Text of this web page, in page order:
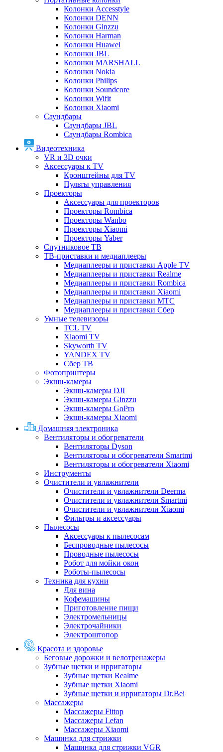
Колонки Accesstyle
Колонки DENN
Колонки Ginzzu
Колонки Harman
Колонки Huawei
Колонки JBL
Колонки MARSHALL
Колонки Nokia
Колонки Philips
Колонки Soundcore
Колонки Wifit
Колонки Xiaomi
Саундбары
Саундбары JBL
Саундбары Rombica
Видеотехника
VR и 3D очки
Аксессуары к TV
Кронштейны для TV
Пульты управления
Проекторы
Аксессуары для проекторов
Проекторы Rombica
Проекторы Wanbo
Проекторы Xiaomi
Проекторы Yaber
Спутниковое ТВ
ТВ-приставки и медиаплееры
Медиаплееры и приставки Apple TV
Медиаплееры и приставки Realme
Медиаплееры и приставки Rombica
Медиаплееры и приставки Xiaomi
Медиаплееры и приставки МТС
Медиаплееры и приставки Сбер
Умные телевизоры
TCL TV
Xiaomi TV
Skyworth TV
YANDEX TV
Сбер ТВ
Фотопринтеры
Экшн-камеры
Экшн-камеры DJI
Экшн-камеры Ginzzu
Экшн-камеры GoPro
Экшн-камеры Xiaomi
Домашняя электроника
Вентиляторы и обогреватели
Вентиляторы Dyson
Вентиляторы и обогреватели Smartmi
Вентиляторы и обогреватели Xiaomi
Инструменты
Очистители и увлажнители
Очистители и увлажнители Deerma
Очистители и увлажнители Smartmi
Очистители и увлажнители Xiaomi
Фильтры и аксессуары
Пылесосы
Аксессуары к пылесосам
Беспроводные пылесосы
Проводные пылесосы
Робот для мойки окон
Роботы-пылесосы
Техника для кухни
Для вина
Кофемашины
Приготовление пищи
Электромельницы
Электрочайники
Электроштопор
Красота и здоровье
Беговые дорожки и велотренажеры
Зубные щетки и ирригаторы
Зубные щетки Realme
Зубные щетки Xiaomi
Зубные щетки и ирригаторы Dr.Bei
Массажеры
Массажеры Fittop
Массажеры Lefan
Массажеры Xiaomi
Машинка для стрижки
Машинка для стрижки VGR